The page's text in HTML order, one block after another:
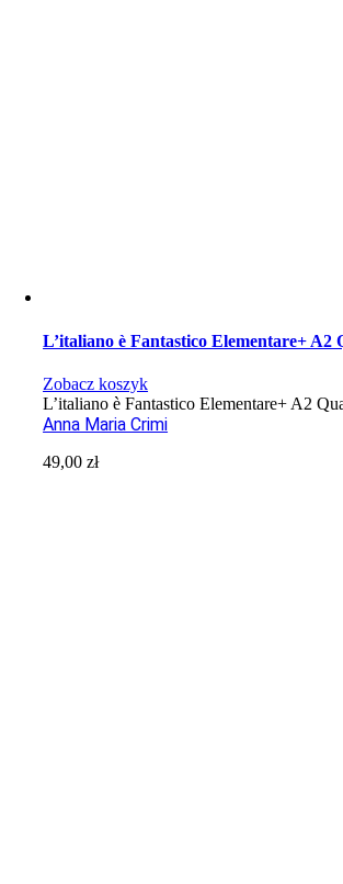
L’italiano è Fantastico Elementare+ A2
Zobacz koszyk
L’italiano è Fantastico Elementare+ A2
Anna Maria Crimi
49,00zł